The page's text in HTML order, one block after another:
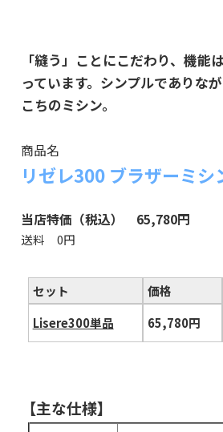
「縫う」ことにこだわり、機能
っています。シンプルでありな
こちのミシン。
商品名
リゼレ300 ブラザーミシ
当店特価（税込） 65,780円
送料 0円
セット 価格
Lisere300単品
65,780円
【主な仕様】